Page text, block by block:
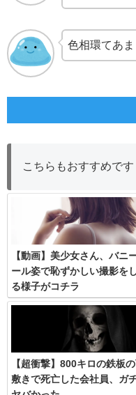
色相環てあ
こちらもおすすめです
【動画】美少女さん、バニ
ール姿で恥ずかしい撮影を
る様子がコチラ
【超衝撃】800キロの鉄板
敷きで死亡した会社員、ガ